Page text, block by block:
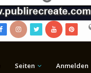
Seiten Anmelden